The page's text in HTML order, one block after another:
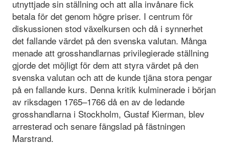
utnyttjade sin ställning och att alla invånare fick
betala för det genom högre priser. I centrum för
diskussionen stod växelkursen och då i synnerhet
det fallande värdet på den svenska valutan. Många
menade att grosshandlarnas privilegierade ställning
gjorde det möjligt för dem att styra värdet på den
svenska valutan och att de kunde tjäna stora pengar
på en fallande kurs. Denna kritik kulminerade i början
av riksdagen 1765–1766 då en av de ledande
grosshandlarna i Stockholm, Gustaf Kierman, blev
arresterad och senare fängslad på fästningen
Marstrand.